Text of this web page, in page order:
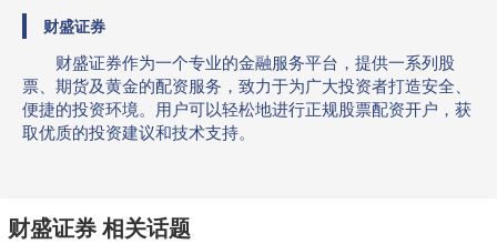
财盛证券
财盛证券作为一个专业的金融服务平台，提供一系列股
票、期货及黄金的配资服务，致力于为广大投资者打造安全、
便捷的投资环境。用户可以轻松地进行正规股票配资开户，获
取优质的投资建议和技术支持。
财盛证券 相关话题